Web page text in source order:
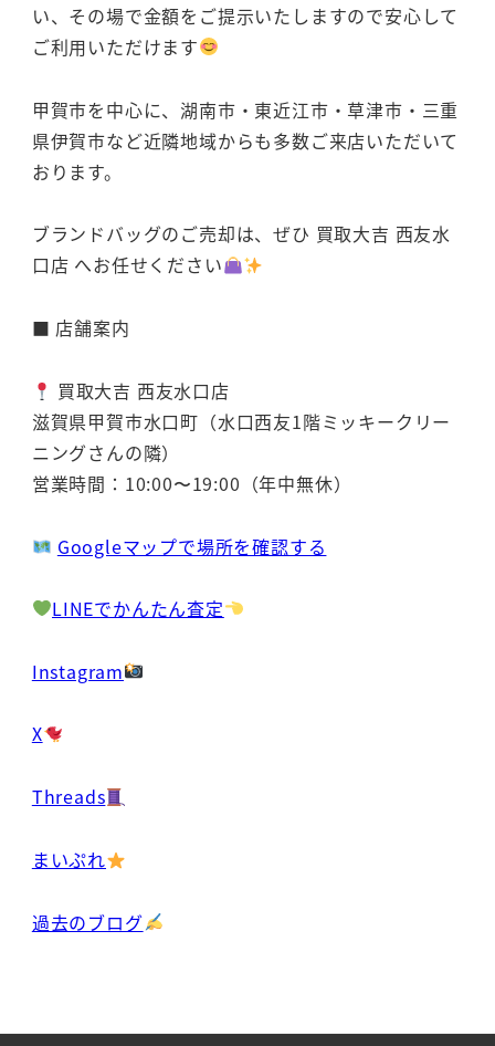
い、その場で金額をご提示いたしますので安心して
ご利用いただけます
甲賀市を中心に、湖南市・東近江市・草津市・三重
県伊賀市など近隣地域からも多数ご来店いただいて
おります。
ブランドバッグのご売却は、ぜひ 買取大吉 西友水
口店 へお任せください
■ 店舗案内
買取大吉 西友水口店
滋賀県甲賀市水口町（水口西友1階ミッキークリー
ニングさんの隣）
営業時間：10:00〜19:00（年中無休）
Googleマップで場所を確認する
LINEでかんたん査定
Instagram
X
Threads
まいぷれ
過去のブログ